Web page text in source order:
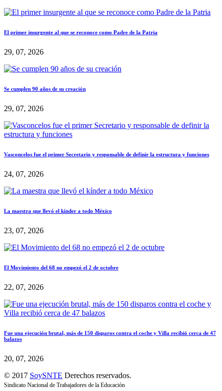
El primer insurgente al que se reconoce como Padre de la Patria
29, 07, 2026
Se cumplen 90 años de su creación
29, 07, 2026
Vasconcelos fue el primer Secretario y responsable de definir la estructura y funciones
24, 07, 2026
La maestra que llevó el kínder a todo México
23, 07, 2026
El Movimiento del 68 no empezó el 2 de octubre
22, 07, 2026
Fue una ejecución brutal, más de 150 disparos contra el coche y Villa recibió cerca de 47
balazos
20, 07, 2026
© 2017 SoySNTE Derechos reservados.
Sindicato Nacional de Trabajadores de la Educación